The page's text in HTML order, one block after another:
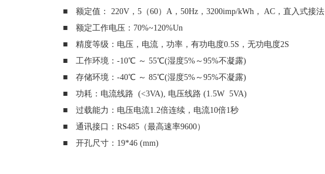
■ 额定值： 220V，5（60）A，50Hz，3200imp/kWh， AC，直入式接法
■ 额定工作电压：70%~120%Un
■ 精度等级：电压，电流，功率，有功电度0.5S，无功电度2S
■ 工作环境：-10℃ ～ 55℃(湿度5%～95%不凝露)
■ 存储环境：-40℃ ～ 85℃(湿度5%～95%不凝露)
■ 功耗：电流线路 (<3VA), 电压线路 (1.5W 5VA)
■ 过载能力：电压电流1.2倍连续，电流10倍1秒
■ 通讯接口：RS485（最高速率9600）
■ 开孔尺寸：19*46 (mm)